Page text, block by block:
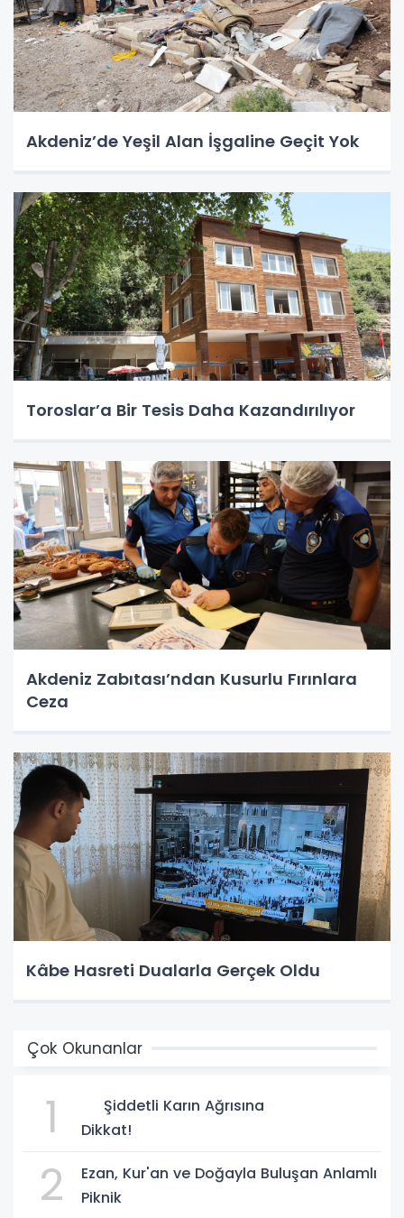
Akdeniz’de Yeşil Alan İşgaline Geçit Yok
Toroslar’a Bir Tesis Daha Kazandırılıyor
Akdeniz Zabıtası’ndan Kusurlu Fırınlara
Ceza
Kâbe Hasreti Dualarla Gerçek Oldu
Çok Okunanlar
1
Şiddetli Karın Ağrısına
Dikkat!
2
Ezan, Kur'an ve Doğayla Buluşan Anlamlı
Piknik